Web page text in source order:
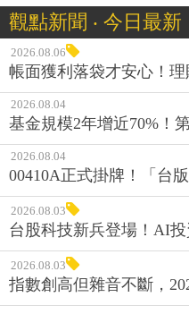
觀點新聞 ‧ 今日最新
2026.08.06
帳面獲利落袋才安心！
2026.08.04
基金規模2年增近70%！
2026.08.04
00410A正式掛牌！「台
2026.08.03
台股科技新兵登場！AI
2026.08.03
指數創高但雜音不斷，